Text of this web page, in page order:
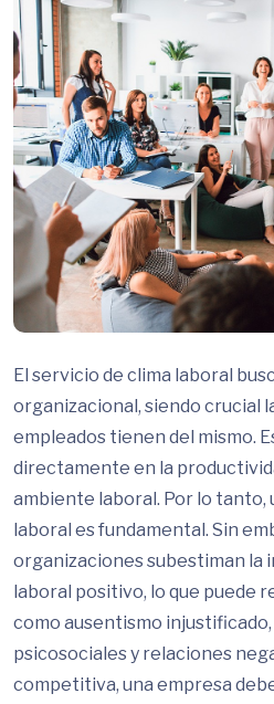
El servicio de clima laboral
organizacional, siendo crucial
empleados tienen del mismo.
directamente en la
ambiente laboral. Por lo tanto,
laboral es fundamental. Sin
organizaciones subestiman la
laboral positivo, lo que puede
como ausentismo
psicosociales y relaciones
competitiva, una empresa